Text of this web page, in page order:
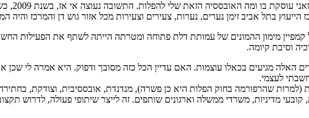
אחת
בתל אביב זימן נערים, נערות, צעירים וצעירות מכל אזור גוש דן והמרכז והיה
מימון ההמונים של עמותת דלת פתוחה ומטרתה הייתה לשתף את הפעילות
וסיבת קיומה.
מגיעים בכאלו עוצמות. האם עדיין הכל כזה מסובך ודפוק. היא אמרה לי שכן
לעצמי.
שהרפורמה בחוק הפלות היא כן פשרה), מנדנדת, אובססיבית, וצודקת, בחתירה
מדיניות, משרדי ממשלה וארגונים שותפים. זה לייצר שיתופי פעולה, לדרוש